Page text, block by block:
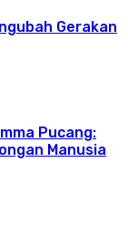
Gerakan
Pucang:
Manusia